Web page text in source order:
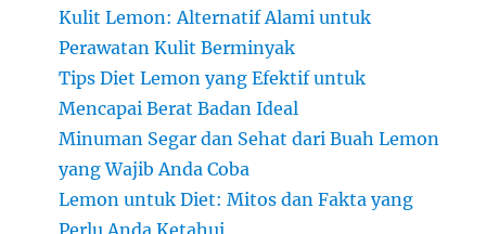
Kulit Lemon: Alternatif Alami untuk
Perawatan Kulit Berminyak
Tips Diet Lemon yang Efektif untuk
Mencapai Berat Badan Ideal
Minuman Segar dan Sehat dari Buah Lemon
yang Wajib Anda Coba
Lemon untuk Diet: Mitos dan Fakta yang